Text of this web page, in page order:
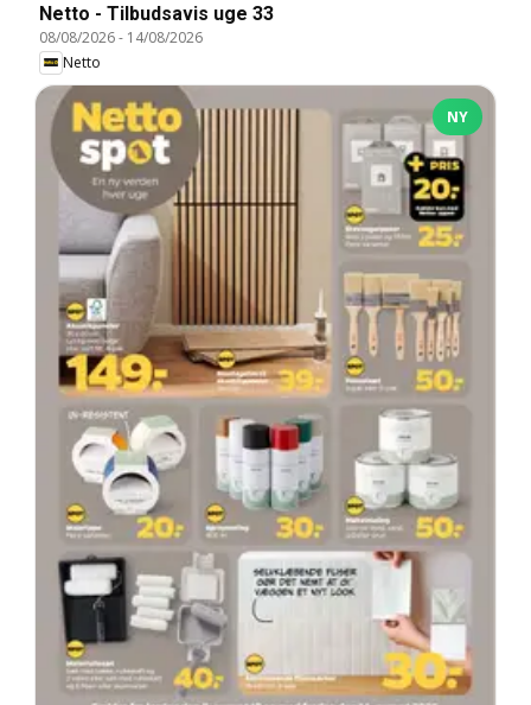
Netto - Tilbudsavis uge 33
08/08/2026- 14/08/2026
Netto
NY